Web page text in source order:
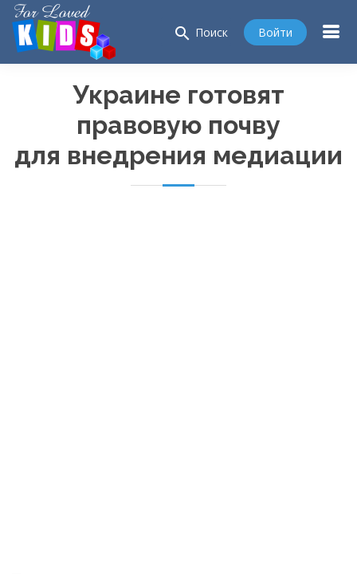
search Поиск Войти
Украине готовят
правовую почву
для внедрения медиации